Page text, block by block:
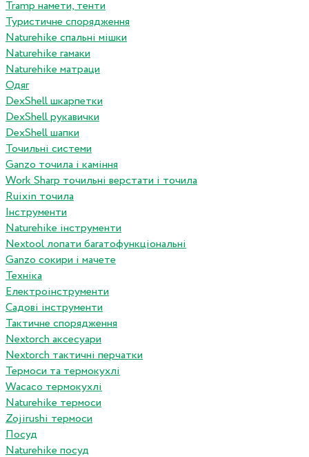
Tramp намети, тенти
Туристичне спорядження
Naturehike спальні мішки
Naturehike гамаки
Naturehike матраци
Одяг
DexShell шкарпетки
DexShell рукавички
DexShell шапки
Точильні системи
Ganzo точила і каміння
Work Sharp точильні верстати і точила
Ruixin точила
Інструменти
Naturehike інструменти
Nextool лопати багатофункціональні
Ganzo сокири і мачете
Техніка
Електроінструменти
Садові інструменти
Тактичне спорядження
Nextorch аксесуари
Nextorch тактичні перчатки
Термоси та термокухлі
Wacaco термокухлі
Naturehike термоси
Zojirushi термоси
Посуд
Naturehike посуд